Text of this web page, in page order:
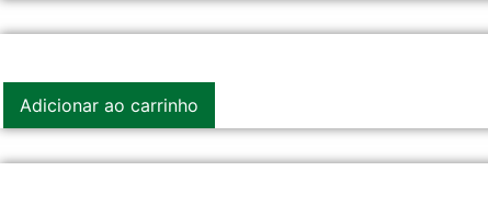
Adicionar ao carrinho